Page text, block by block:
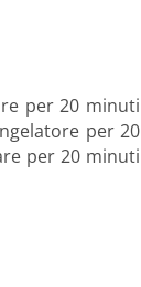
per 20 minuti
per 20
per 20 minuti